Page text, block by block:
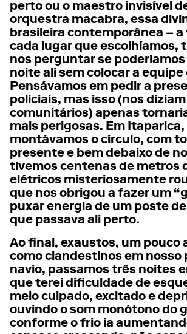
perto ou o maestro invisível
orquestra macabra, essa
brasileira contemporânea – a
cada lugar que escolhíamos,
nos perguntar se poderíamos
noite ali sem colocar a equipe
Pensávamos em pedir a
policiais, mas isso (nos
comunitários) apenas
mais perigosas. Em
montávamos o círculo, com
presente e bem debaixo de
tivemos centenas de metros
elétricos misteriosamente
que nos obrigou a fazer um
puxar energia de um poste
que passava ali perto.
Ao final, exaustos, um pouco
como clandestinos em nosso
navio, passamos três noites
que terei dificuldade de
meio culpado, excitado e
ouvindo o som monótono do
conforme o frio ia